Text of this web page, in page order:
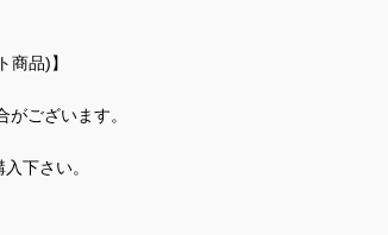
商品)】
ございます。
下さい。